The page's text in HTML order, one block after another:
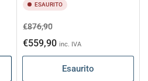
ESAURITO
Prezzo
di
listino
€876,90Prezzo
scontato
€559,90 inc. IVA
Esaurito